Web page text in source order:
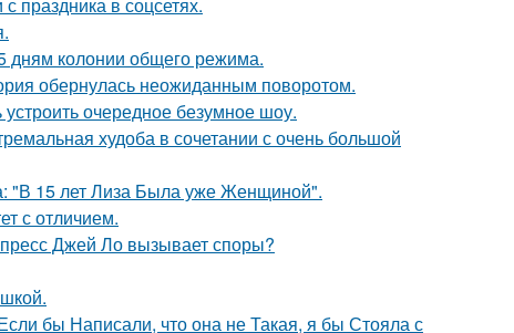
дням колонии общего режима.
обернулась неожиданным поворотом.
очередное безумное шоу.
худоба в сочетании с очень большой
"В 15 лет Лиза Была уже Женщиной".
с отличием.
Джей Ло вызывает споры?
бы Написали, что она не Такая, я бы Стояла с